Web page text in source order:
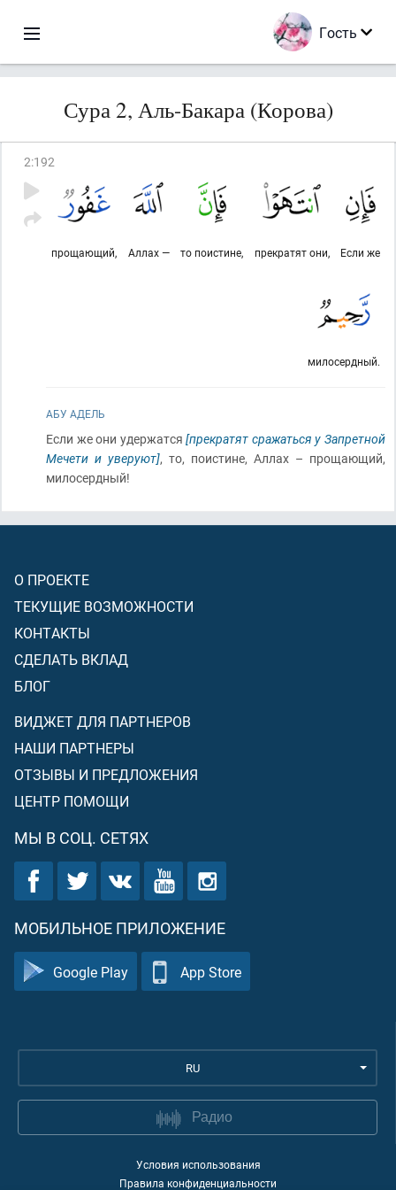
Гость
Сура 2, Аль-Бакара (Корова)
2:192
Если же
прекратят они,
то поистине,
Аллах —
прощающий,
милосердный.
АБУ АДЕЛЬ
Если же они удержатся[прекратят сражаться у Запретной
Мечети и уверуют], то, поистине, Аллах – прощающий,
милосердный!
О ПРОЕКТЕ
ТЕКУЩИЕ ВОЗМОЖНОСТИ
КОНТАКТЫ
СДЕЛАТЬ ВКЛАД
БЛОГ
ВИДЖЕТ ДЛЯ ПАРТНЕРОВ
НАШИ ПАРТНЕРЫ
ОТЗЫВЫ И ПРЕДЛОЖЕНИЯ
ЦЕНТР ПОМОЩИ
МЫ В СОЦ. СЕТЯХ
МОБИЛЬНОЕ ПРИЛОЖЕНИЕ
Google Play App Store
RU
Радио
Условия использования
Правила конфиденциальности